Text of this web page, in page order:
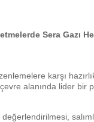
Sera Gazı
karşı
alanında lider bir
Çevreci
yer halini